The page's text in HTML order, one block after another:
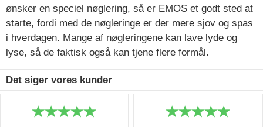
ønsker en speciel nøglering, så er EMOS et godt sted at
starte, fordi med de nøgleringe er der mere sjov og spas
i hverdagen. Mange af nøgleringene kan lave lyde og
lyse, så de faktisk også kan tjene flere formål.
Det siger vores kunder